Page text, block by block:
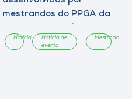
mestrandos do PPGA da
Notícia
Notícia de
evento
Mestrado